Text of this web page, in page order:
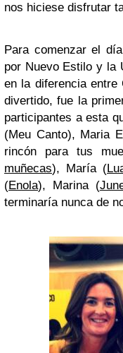
nos hiciese disfrutar
Para comenzar el
por Nuevo Estilo y la
en la diferencia entre
divertido, fue la
participantes a esta
(Meu Canto), Maria
rincón para tus
muñecas), María (
(Enola), Marina (
terminaría nunca de